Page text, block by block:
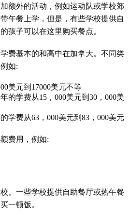
额外的活动，例如运动队或学校郊
午餐上学，但是，有些学校提供自
孩子可以在这里购买餐点。
费基本的和高中在加拿大。不同类
如:
美元到17000美元不等
的学费从15，000美元到30，000美
学费从63，000美元到83，000美元
费用，例如:
。一些学校提供自助餐厅或热午餐
一顿饭。